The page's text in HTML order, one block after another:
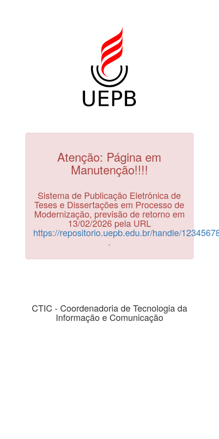
Atenção: Página em
Manutenção!!!!
Sistema de Publicação Eletrônica de
Teses e Dissertações em Processo de
Modernização, previsão de retorno em
13/02/2026 pela URL
https://repositorio.uepb.edu.br/handle/
.
CTIC - Coordenadoria de Tecnologia da
Informação e Comunicação